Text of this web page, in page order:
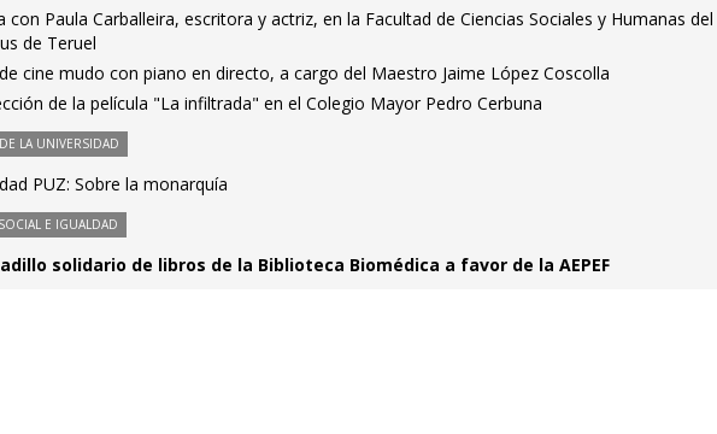
con Paula Carballeira, escritora y actriz, en la Facultad de Ciencias Sociales y Humanas del
de Teruel
cine mudo con piano en directo, a cargo del Maestro Jaime López Coscolla
de la película "La infiltrada" en el Colegio Mayor Pedro Cerbuna
LA UNIVERSIDAD
PUZ: Sobre la monarquía
E IGUALDAD
solidario de libros de la Biblioteca Biomédica a favor de la AEPEF